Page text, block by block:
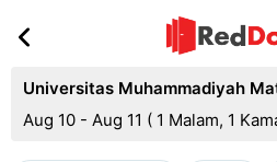
Universitas Muhammadiyah
Aug 10 - Aug 11 ( 1 Malam, 1